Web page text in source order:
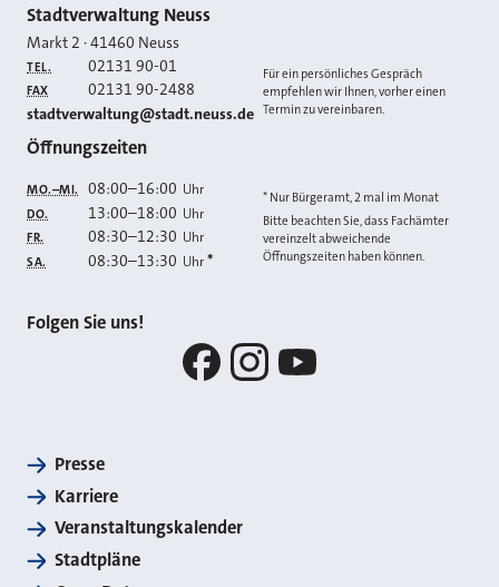
Kontakt
Stadtverwaltung Neuss
Markt 2 ·41460 Neuss
TEL. 02131 90-01
FAX 02131 90-2488
E-MAIL
stadtverwaltung@stadt.neuss.de
Für ein persönliches Gespräch
empfehlen wir Ihnen, vorher einen
Termin zu vereinbaren.
Öffnungszeiten
MO.–MI. 08:00–16:00 Uhr
DO. 13:00–18:00 Uhr
FR. 08:30–12:30 Uhr
SA. 08:30–13:30 Uhr *
* Nur Bürgeramt, 2 mal im Monat
Bitte beachten Sie, dass Fachämter
vereinzelt abweichende
Öffnungszeiten haben können.
Folgen Sie uns!
Presse
Karriere
Veranstaltungskalender
Stadtpläne